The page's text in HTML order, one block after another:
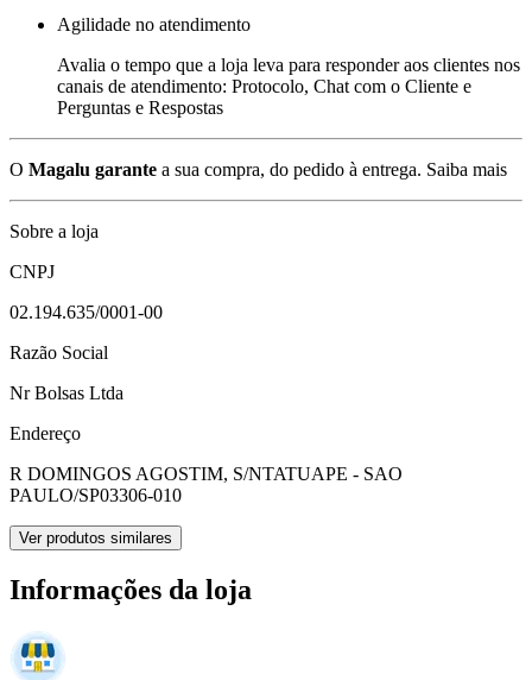
Agilidade no atendimento
Avalia o tempo que a loja leva para responder aos clientes nos
canais de atendimento: Protocolo, Chat com o Cliente e
Perguntas e Respostas
O Magalu garante a sua compra, do pedido à entrega. Saiba mais
Sobre a loja
CNPJ
02.194.635/0001-00
Razão Social
Nr Bolsas Ltda
Endereço
R DOMINGOS AGOSTIM, S/NTATUAPE - SAO
PAULO/SP03306-010
Ver produtos similares
Informações da loja